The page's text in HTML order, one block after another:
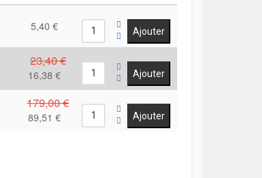
5,40 €
23,40 €
16,38 €
179,00 €
89,51 €